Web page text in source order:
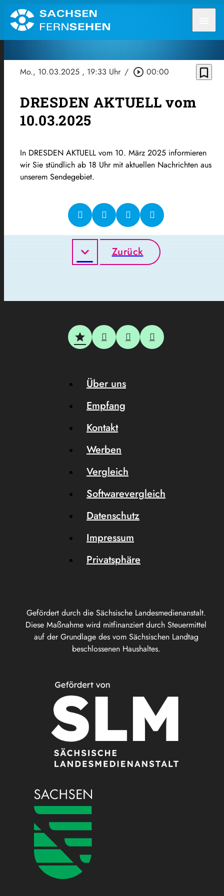
Mo., 10.03.2025 , 19:33 Uhr / play_circle_outline 00:00 bookmark_border
DRESDEN AKTUELL vom
10.03.2025
In DRESDEN AKTUELL vom 10. März 2025 informieren
wir Sie stündlich ab 18 Uhr mit aktuellen Nachrichten aus
unserem Sendegebiet.
Zurück
Gefördert durch die Sächsische Landesmedienanstalt.
Diese Maßnahme wird mitfinanziert durch Steuermittel
auf der Grundlage des vom Sächsischen Landtag
beschlossenen Haushaltes.
Über uns
Empfang
Kontakt
Werben
Vergleich
Softwarevergleich
Datenschutz
Impressum
Privatsphäre